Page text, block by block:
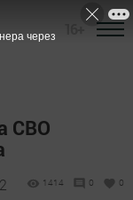
СВО
1414 0 0
через